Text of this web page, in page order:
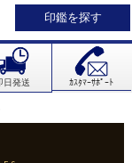
印鑑を探す
日発送 ｶｽﾀﾏｰｻﾎﾟｰﾄ